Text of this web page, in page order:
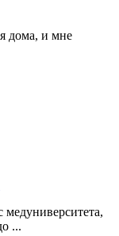
дома, и мне
...